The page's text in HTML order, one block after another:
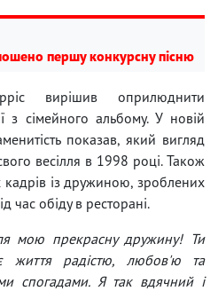
першу конкурсну пісню
вирішив оприлюднити
з сімейного альбому. У новій
показав, який вигляд
весілля в 1998 році. Також
кадрів із дружиною, зроблених
час обіду в ресторані.
мою прекрасну дружину! Ти
життя радістю, любов'ю та
спогадами. Я так вдячний і